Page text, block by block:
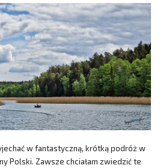
w fantastyczną, krótką podróż w
Polski. Zawsze chciałam zwiedzić te